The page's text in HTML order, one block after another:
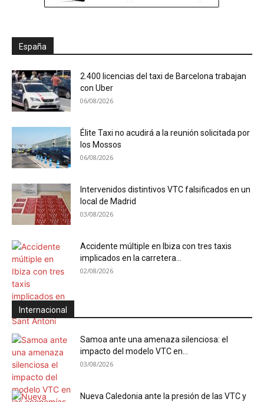
España
2.400 licencias del taxi de Barcelona trabajan
con Uber
06/08/2026
Élite Taxi no acudirá a la reunión solicitada por
los Mossos
06/08/2026
Intervenidos distintivos VTC falsificados en un
local de Madrid
03/08/2026
Accidente múltiple en Ibiza con tres taxis
implicados en la carretera...
02/08/2026
Internacional
Samoa ante una amenaza silenciosa: el
impacto del modelo VTC en...
03/08/2026
Nueva Caledonia ante la presión de las VTC y